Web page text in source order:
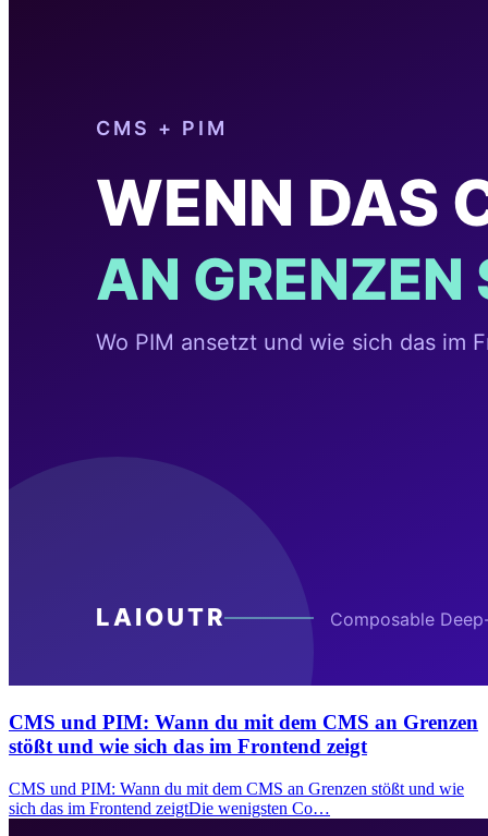
CMS und PIM: Wann du mit dem CMS an Grenzen
stößt und wie sich das im Frontend zeigt
CMS und PIM: Wann du mit dem CMS an Grenzen stößt und wie
sich das im Frontend zeigtDie wenigsten Co…